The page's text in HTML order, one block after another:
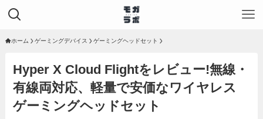
ホーム ゲーミングデバイス ゲーミングヘッドセット
Hyper X Cloud Flightをレビュー!無線・
有線両対応、軽量で安価なワイヤレス
ゲーミングヘッドセット